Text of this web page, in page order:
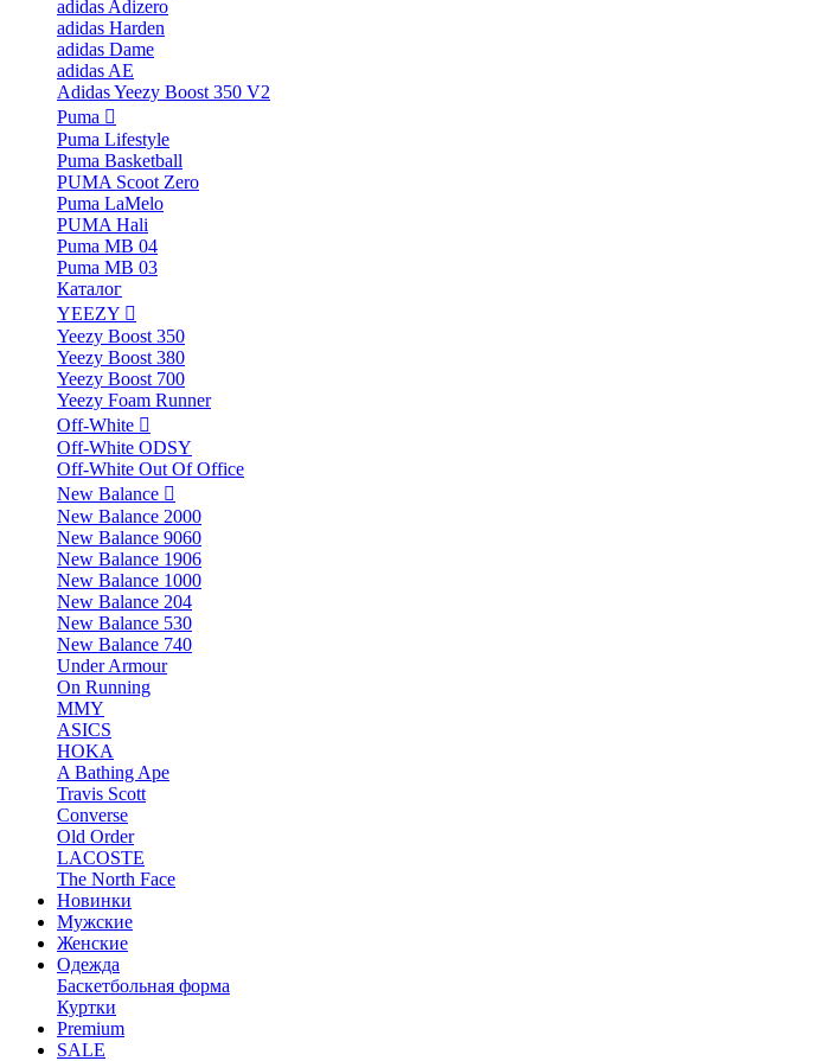
adidas Adizero
adidas Harden
adidas Dame
adidas AE
Adidas Yeezy Boost 350 V2
Puma
Puma Lifestyle
Puma Basketball
PUMA Scoot Zero
Puma LaMelo
PUMA Hali
Puma MB 04
Puma MB 03
Каталог
YEEZY
Yeezy Boost 350
Yeezy Boost 380
Yeezy Boost 700
Yeezy Foam Runner
Off-White
Off-White ODSY
Off-White Out Of Office
New Balance
New Balance 2000
New Balance 9060
New Balance 1906
New Balance 1000
New Balance 204
New Balance 530
New Balance 740
Under Armour
On Running
MMY
ASICS
HOKA
A Bathing Ape
Travis Scott
Converse
Old Order
LACOSTE
The North Face
Новинки
Мужские
Женские
Одежда
Баскетбольная форма
Куртки
Premium
SALE